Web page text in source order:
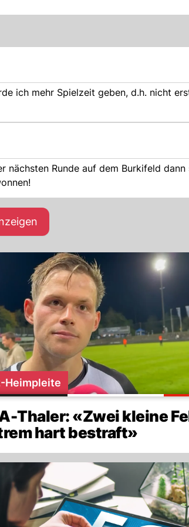
ich mehr Spielzeit geben, d.h. nicht
nächsten Runde auf dem Burkifeld dann
Heimpleite
Thaler: «Zwei kleine
hart bestraft»